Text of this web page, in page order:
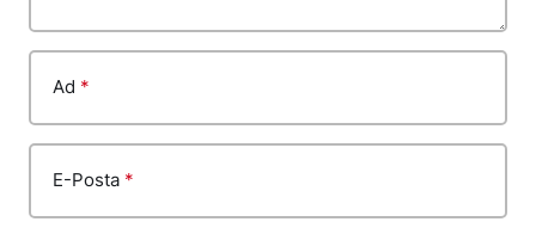
Ad *
E-Posta *